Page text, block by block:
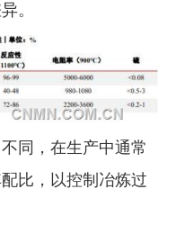
。
同，在生产中通常
比，以控制冶炼过